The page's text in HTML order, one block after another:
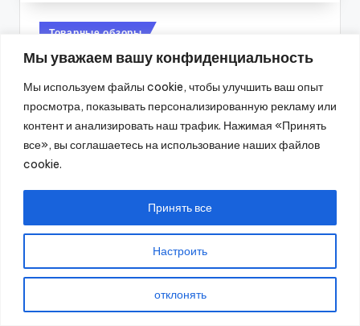
Мы уважаем вашу конфиденциальность
Мы используем файлы cookie, чтобы улучшить ваш опыт
просмотра, показывать персонализированную рекламу или
контент и анализировать наш трафик. Нажимая «Принять
все», вы соглашаетесь на использование наших файлов
cookie.
Настроить
отклонять
Принять все
Posted
Товарные обзоры
Скважинный насос Aquario
ASP1.5С-60 — Обзор,
характеристики и рекомендации по
выбору
by
Виктор Степанов
устройствами для обеспечения автономного
водоснабжения частных домов, дач и других
объектов.…